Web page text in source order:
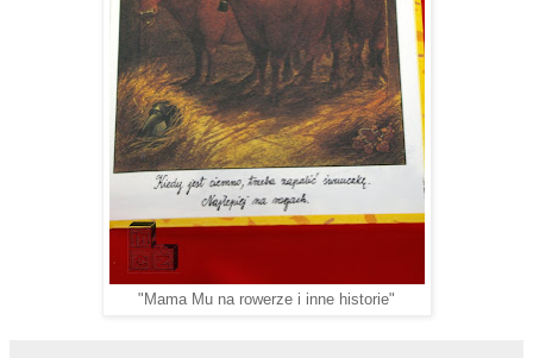
"Mama Mu na rowerze i inne historie"